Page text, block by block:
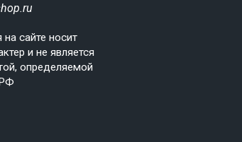
сайте носит
и не является
определяемой